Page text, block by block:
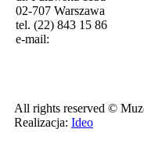
02-707 Warszawa
tel. (22) 843 15 86
e-mail:
All rights reserved ©
Realizacja: Ideo